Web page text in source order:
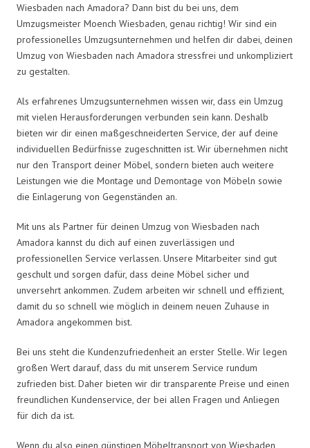
Wiesbaden nach Amadora? Dann bist du bei uns, dem
Umzugsmeister Moench Wiesbaden, genau richtig! Wir sind ein
professionelles Umzugsunternehmen und helfen dir dabei, deinen
Umzug von Wiesbaden nach Amadora stressfrei und unkompliziert
zu gestalten.
Als erfahrenes Umzugsunternehmen wissen wir, dass ein Umzug
mit vielen Herausforderungen verbunden sein kann. Deshalb
bieten wir dir einen maßgeschneiderten Service, der auf deine
individuellen Bedürfnisse zugeschnitten ist. Wir übernehmen nicht
nur den Transport deiner Möbel, sondern bieten auch weitere
Leistungen wie die Montage und Demontage von Möbeln sowie
die Einlagerung von Gegenständen an.
Mit uns als Partner für deinen Umzug von Wiesbaden nach
Amadora kannst du dich auf einen zuverlässigen und
professionellen Service verlassen. Unsere Mitarbeiter sind gut
geschult und sorgen dafür, dass deine Möbel sicher und
unversehrt ankommen. Zudem arbeiten wir schnell und effizient,
damit du so schnell wie möglich in deinem neuen Zuhause in
Amadora angekommen bist.
Bei uns steht die Kundenzufriedenheit an erster Stelle. Wir legen
großen Wert darauf, dass du mit unserem Service rundum
zufrieden bist. Daher bieten wir dir transparente Preise und einen
freundlichen Kundenservice, der bei allen Fragen und Anliegen
für dich da ist.
Wenn du also einen günstigen Möbeltransport von Wiesbaden